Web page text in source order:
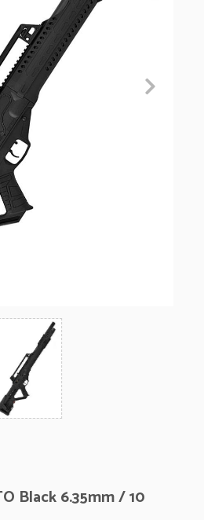
Black 6.35mm / 10